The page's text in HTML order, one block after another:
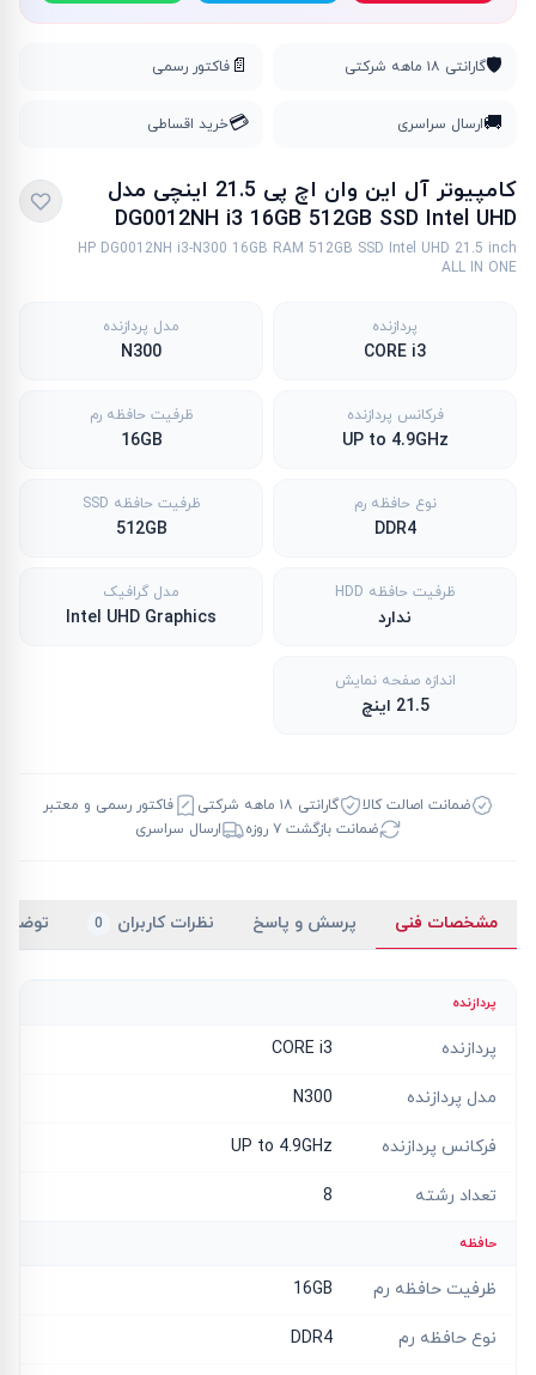
🛡️گارانتی ۱۸ ماهه شرکتی 📄 فاکتور رسمی
🚚ارسال سراسری 💳خرید اقساطی
کامپیوتر آل این وان اچ پی 21.5 اینچی مدل
DG0012NH i3 16GB 512GB SSD Intel UHD
HP DG0012NH i3-N300 16GB RAM 512GB SSD Intel UHD 21.5 inch
ALL IN ONE
پردازنده
CORE i3
مدل پردازنده
N300
فرکانس پردازنده
UP to 4.9GHz
ظرفیت حافظه رم
16GB
نوع حافظه رم
DDR4
ظرفیت حافظه SSD
512GB
ظرفیت حافظه HDD
ندارد
مدل گرافیک
Intel UHD Graphics
اندازه صفحه نمایش
21.5 اینچ
ضمانت اصالت کالا گارانتی ۱۸ ماهه شرکتی
فاکتور رسمی و معتبر
ضمانت بازگشت ۷ روزه
ارسال سراسری
مشخصات فنی پرسش و پاسخ نظرات کاربران 0
پردازنده
پردازنده CORE i3
مدل پردازنده N300
فرکانس پردازنده UP to 4.9GHz
تعداد رشته 8
حافظه
ظرفیت حافظه رم 16GB
نوع حافظه رم DDR4